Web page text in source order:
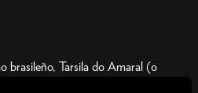
brasileño, Tarsila do Amaral (o